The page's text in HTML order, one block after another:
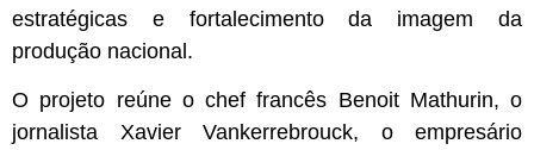
estratégicas e fortalecimento da imagem da
produção nacional.
O projeto reúne o chef francês Benoit Mathurin, o
jornalista Xavier Vankerrebrouck, o empresário